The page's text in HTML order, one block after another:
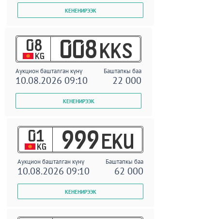
08
KG 008 KKS
Аукцион башталган күнү Баштапкы баа
10.08.2026 09:10 22 000
01
KG 999 EKU
Аукцион башталган күнү Баштапкы баа
10.08.2026 09:10 62 000